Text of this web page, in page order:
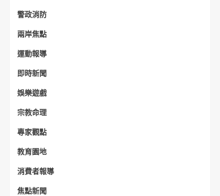
警政消防
兩岸焦點
運動報導
即時新聞
娛樂遊戲
宗教命理
專家觀點
教育園地
消費者報導
焦點新聞